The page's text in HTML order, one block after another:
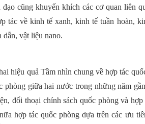
cũng khuyến khích các cơ quan liên
tác về kinh tế xanh, kinh tế tuần hoàn,
dẫn, vật liệu nano.
hiệu quả Tầm nhìn chung về hợp tác
giữa hai nước trong những năm
đối thoại chính sách quốc phòng và
hợp tác quốc phòng dựa trên các ưu